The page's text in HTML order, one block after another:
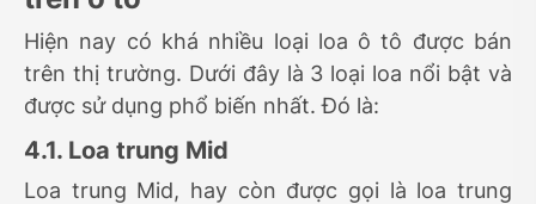
Hiện nay có khá nhiều loại loa ô tô được bán
trên thị trường. Dưới đây là 3 loại loa nổi bật và
được sử dụng phổ biến nhất. Đó là:
4.1. Loa trung Mid
Loa trung Mid, hay còn được gọi là loa trung